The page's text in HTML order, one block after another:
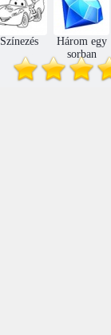
Mahjong
Fortuna
Színezés
Három egy
sorban